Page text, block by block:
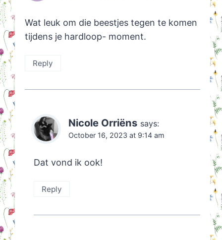
Wat leuk om die beestjes tegen te komen
tijdens je hardloop- moment.
Reply
Nicole Orriëns says:
October 16, 2023 at 9:14 am
Dat vond ik ook!
Reply